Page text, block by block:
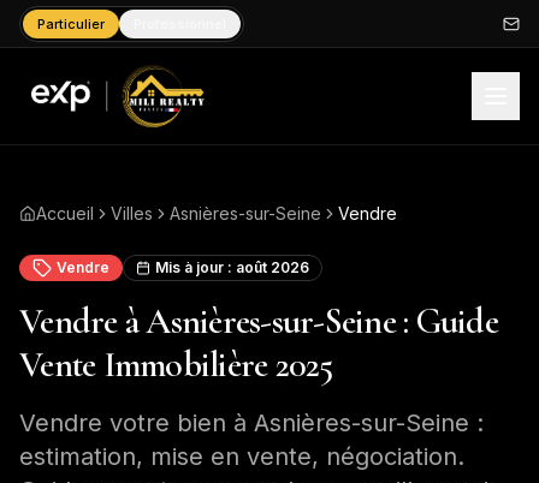
Particulier
Accueil Villes Asnières-sur-Seine Vendre
Vendre Mis à jour : août 2026
Vendre à Asnières-sur-Seine : Guide
Vente Immobilière 2025
Vendre votre bien à Asnières-sur-Seine :
estimation, mise en vente, négociation.